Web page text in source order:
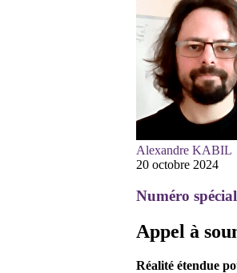
Alexandre KABIL
20 octobre 2024
Numéro
Appel à
Réalité étendue